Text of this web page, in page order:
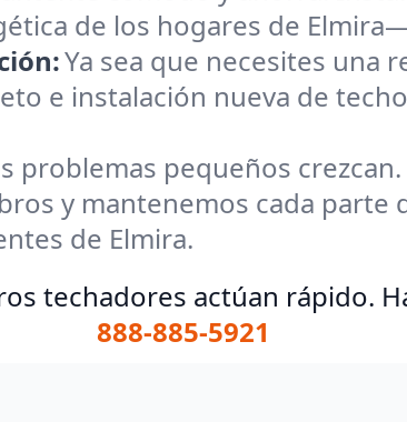
de los hogares de
Ya sea que necesites una
e instalación nueva de
problemas pequeños
y mantenemos cada
de Elmira.
techadores actúan rápido.
888-885-5921